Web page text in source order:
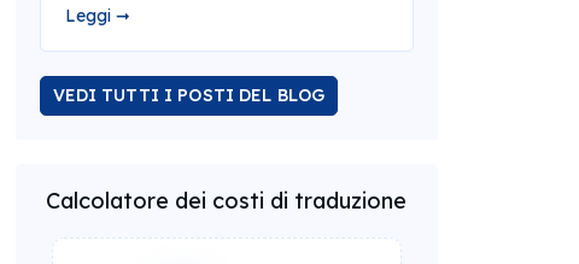
Leggi ➞
VEDI TUTTI I POSTI DEL BLOG
Calcolatore dei costi di traduzione